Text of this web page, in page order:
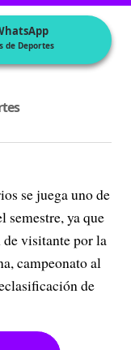
de Deportes
se juega uno de
semestre, ya que
visitante por la
campeonato al
de